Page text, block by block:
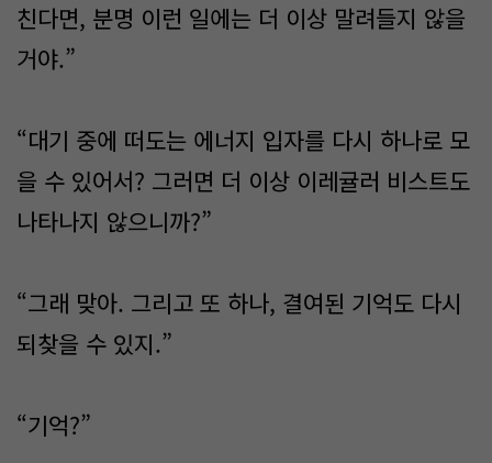
친다면, 분명 이런 일에는 더 이상 말려들지 않을
거야.”
“대기 중에 떠도는 에너지 입자를 다시 하나로 모
을 수 있어서? 그러면 더 이상 이레귤러 비스트도
나타나지 않으니까?”
“그래 맞아. 그리고 또 하나, 결여된 기억도 다시
되찾을 수 있지.”
“기억?”